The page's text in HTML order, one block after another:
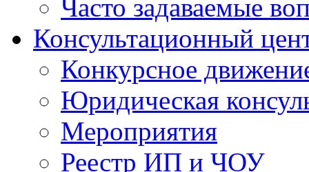
Часто задаваемые
Консультационный
Конкурсное
Юридическая
Мероприятия
Реестр ИП и ЧОУ